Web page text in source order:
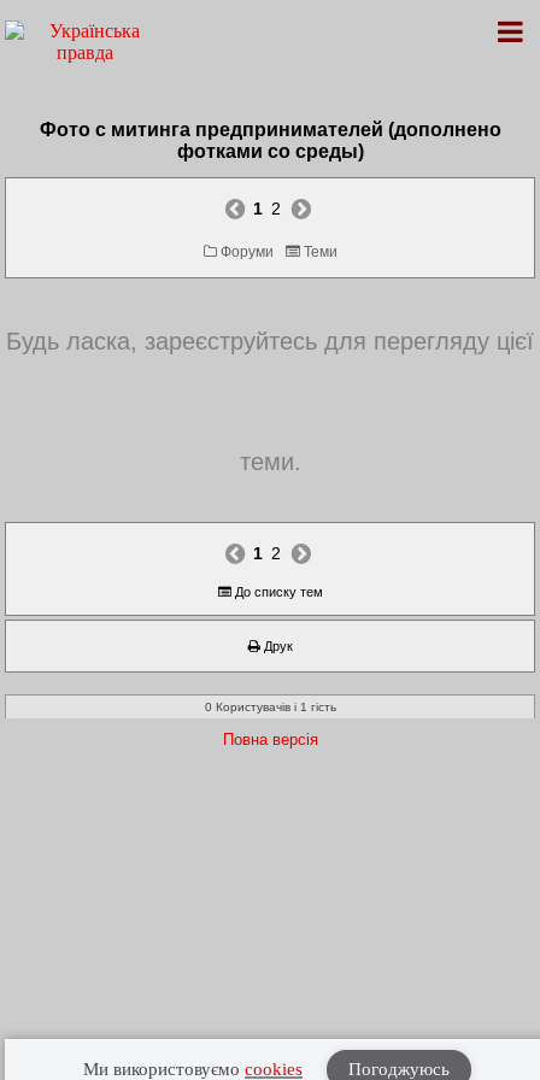
Фото с митинга предпринимателей (дополнено
фотками со среды)
1 2
Форуми Теми
Будь ласка, зареєструйтесь для перегляду цієї
теми.
1 2
До списку тем
Друк
0 Користувачів і 1 гість
Повна версія
Ми використовуємо cookies Погоджуюсь